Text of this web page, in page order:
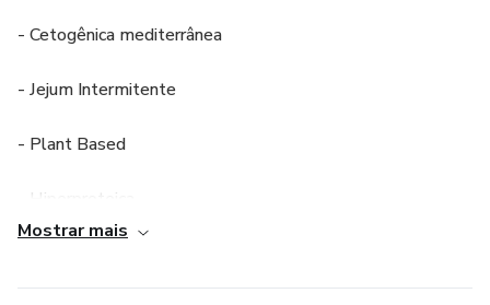
- Cetogênica mediterrânea
- Jejum Intermitente
- Plant Based
- Hiperproteica
meses.
Mostrar mais